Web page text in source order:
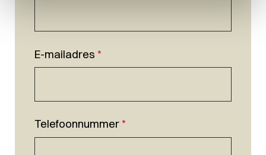
E-mailadres *
Telefoonnummer*